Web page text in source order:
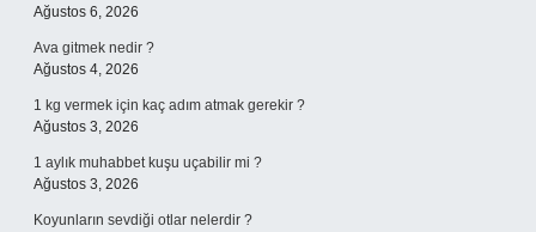
Ağustos 6, 2026
Ava gitmek nedir ?
Ağustos 4, 2026
1 kg vermek için kaç adım atmak gerekir ?
Ağustos 3, 2026
1 aylık muhabbet kuşu uçabilir mi ?
Ağustos 3, 2026
Koyunların sevdiği otlar nelerdir ?